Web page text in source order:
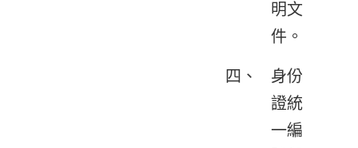
明文
件。
四、
身份
證統
一編